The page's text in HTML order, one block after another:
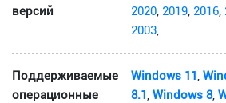
версий
2020, 2019, 2016,
2003,
Поддерживаемые
операционные
Windows 11,
8.1,Windows 8,